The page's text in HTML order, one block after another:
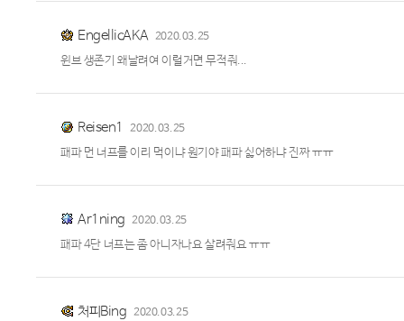
EngellicAKA 2020.03.25
윈브 생존기 왜날려여 이럴거면 무적줘...
Reisen1 2020.03.25
패파 먼 너프를 이리 먹이냐 원기야 패파 싫어하냐 진짜 ㅠㅠ
Ar1ning 2020.03.25
패파 4단 너프는 좀 아니자나요 살려줘요 ㅠㅠ
처피Bing 2020.03.25